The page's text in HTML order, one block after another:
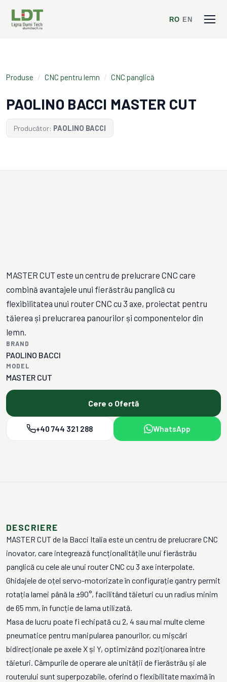
RO EN
Produse / CNC pentru lemn / CNC panglică
PAOLINO BACCI MASTER CUT
Producător: PAOLINO BACCI
MASTER CUT este un centru de prelucrare CNC care
combină avantajele unui fierăstrău panglică cu
flexibilitatea unui router CNC cu 3 axe, proiectat pentru
tăierea și prelucrarea panourilor și componentelor din
lemn.
BRAND
PAOLINO BACCI
MODEL
MASTER CUT
Cere o Ofertă
+40 744 321 288 WhatsApp
DESCRIERE
MASTER CUT de la Bacci Italia este un centru de prelucrare CNC
inovator, care integrează funcționalitățile unui fierăstrău
panglică cu cele ale unui router CNC cu 3 axe interpolate.
Ghidajele de oțel servo-motorizate în configurație gantry permit
rotația lamei până la ±90°, facilitând tăieturi cu un radius minim
de 65 mm, în funcție de lama utilizată.
Masa de lucru poate fi echipată cu 2, 4 sau mai multe cleme
pneumatice pentru manipularea panourilor, cu mișcări
bidirecționale pe axele X și Y, optimizând poziționarea între
tăieturi. Câmpurile de operare ale unității de fierăstrău și ale
routerului sunt superpozabile, oferind o flexibilitate maximă în